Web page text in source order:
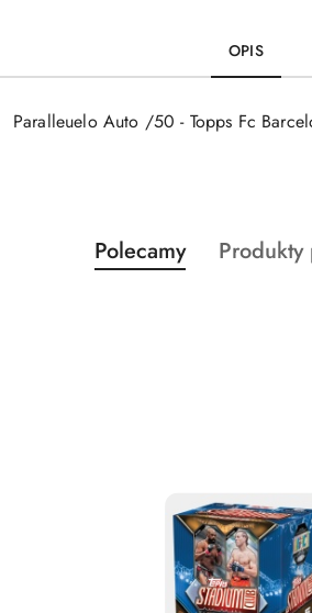
OPIS
Paralleuelo Auto /50 - Topps Fc
Pomiń karuzelę produktów
Produkty
o
Polecamy
Produkty